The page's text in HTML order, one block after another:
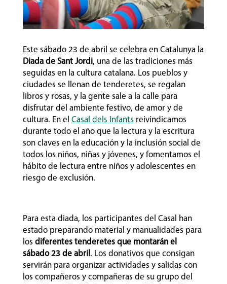
Este sábado 23 de abril se celebra en Catalunya la
Diada de Sant Jordi, una de las tradiciones más
seguidas en la cultura catalana. Los pueblos y
ciudades se llenan de tenderetes, se regalan
libros y rosas, y la gente sale a la calle para
disfrutar del ambiente festivo, de amor y de
cultura. En el Casal dels Infants reivindicamos
durante todo el año que la lectura y la escritura
son claves en la educación y la inclusión social de
todos los niños, niñas y jóvenes, y fomentamos el
hábito de lectura entre niños y adolescentes en
riesgo de exclusión.
Para esta diada, los participantes del Casal han
estado preparando material y manualidades para
los diferentes tenderetes que montarán el
sábado 23 de abril. Los donativos que consigan
servirán para organizar actividades y salidas con
los compañeros y compañeras de su grupo del